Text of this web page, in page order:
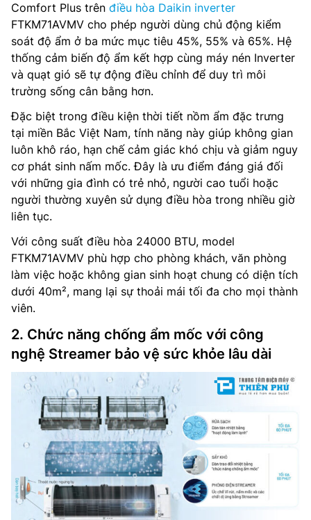
Comfort Plus trên điều hòa Daikin inverter
FTKM71AVMV cho phép người dùng chủ động kiểm
soát độ ẩm ở ba mức mục tiêu 45%, 55% và 65%. Hệ
thống cảm biến độ ẩm kết hợp cùng máy nén Inverter
và quạt gió sẽ tự động điều chỉnh để duy trì môi
trường sống cân bằng hơn.
Đặc biệt trong điều kiện thời tiết nồm ẩm đặc trưng
tại miền Bắc Việt Nam, tính năng này giúp không gian
luôn khô ráo, hạn chế cảm giác khó chịu và giảm nguy
cơ phát sinh nấm mốc. Đây là ưu điểm đáng giá đối
với những gia đình có trẻ nhỏ, người cao tuổi hoặc
người thường xuyên sử dụng điều hòa trong nhiều giờ
liên tục.
Với công suất điều hòa 24000 BTU, model
FTKM71AVMV phù hợp cho phòng khách, văn phòng
làm việc hoặc không gian sinh hoạt chung có diện tích
dưới 40m², mang lại sự thoải mái tối đa cho mọi thành
viên.
2. Chức năng chống ẩm mốc với công
nghệ Streamer bảo vệ sức khỏe lâu dài